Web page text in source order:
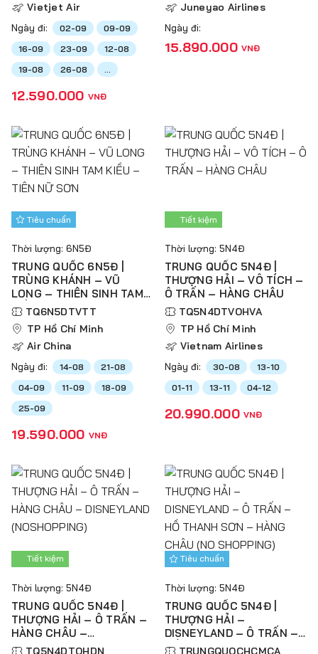
Vietjet Air
Ngày đi: 02-09
09-09
16-09
23-09
12-08
19-08
26-08 ...
12.590.000 VNĐ
Juneyao Airlines
Ngày đi:
15.890.000 VNĐ
Tiêu chuẩn
Thời lượng: 6N5Đ
TRUNG QUỐC 6N5Đ |
TRÙNG KHÁNH – VŨ
LONG – THIÊN SINH TAM
KIỀU – TIÊN NỮ SƠN
TQ6N5DTVTT
TP Hồ Chí Minh
Air China
Ngày đi: 14-08
21-08
04-09
11-09
18-09
25-09
19.590.000 VNĐ
Tiết kiệm
Thời lượng: 5N4Đ
TRUNG QUỐC 5N4Đ |
THƯỢNG HẢI – VÔ TÍCH –
Ô TRẤN – HÀNG CHÂU
TQ5N4DTVOHVA
TP Hồ Chí Minh
Vietnam Airlines
Ngày đi: 30-08
13-10
01-11
13-11 04-12
20.990.000 VNĐ
Tiết kiệm
Thời lượng: 5N4Đ
TRUNG QUỐC 5N4Đ |
THƯỢNG HẢI – Ô TRẤN –
HÀNG CHÂU –
DISNEYLAND
TQ5N4DTOHDN
Tiêu chuẩn
Thời lượng: 5N4Đ
TRUNG QUỐC 5N4Đ |
THƯỢNG HẢI –
DISNEYLAND – Ô TRẤN –
HỒ THANH SƠN – HÀNG
TRUNGQUOCHCMCA